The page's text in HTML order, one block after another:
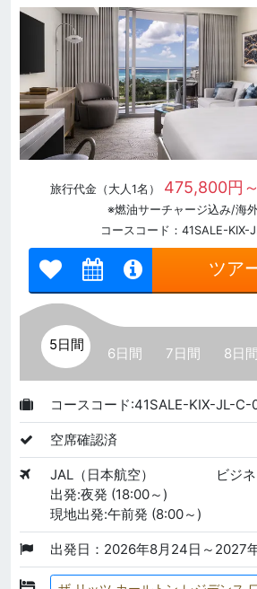
旅行代金（大人1名） 475,800円
※燃油サーチャージ込み/海
コースコード：41SALE-KIX-
ツア
5日間
6日間 7日間 8日間
コースコード:41SALE-KIX-JL-C-
空席確認済
JAL（日本航空）
ビジ
出発:夜発 (18:00～)
現地出発:午前発 (8:00～)
出発日：2026年8月24日～2027